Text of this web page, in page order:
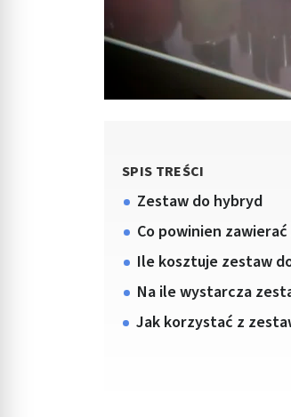
SPIS TREŚCI
Zestaw do hybryd
Co powinien
Ile kosztuje zestaw
Na ile wystarcza
Jak korzystać z